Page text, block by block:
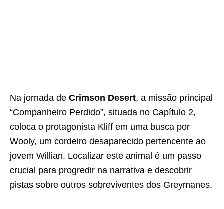
Na jornada de Crimson Desert, a missão principal
“Companheiro Perdido”, situada no Capítulo 2,
coloca o protagonista Kliff em uma busca por
Wooly, um cordeiro desaparecido pertencente ao
jovem Willian. Localizar este animal é um passo
crucial para progredir na narrativa e descobrir
pistas sobre outros sobreviventes dos Greymanes.